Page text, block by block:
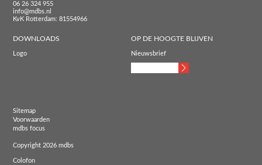
06 26 324 955
info@mdbs.nl
KvK Rotterdam: 81554966
DOWNLOADS
Logo
OP DE HOOGTE BLIJVEN
Nieuwsbrief
Sitemap
Voorwaarden
mdbs focus
Copyright 2026 mdbs
Colofon